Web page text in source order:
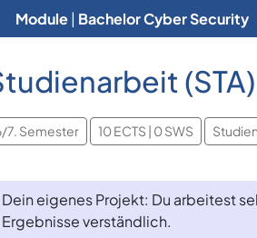
Module| Bachelor Cyber Security
(STA)
7. Semester 10 ECTS | 0 SWS
Dein eigenes Projekt: Du arbeitest
Ergebnisse verständlich.